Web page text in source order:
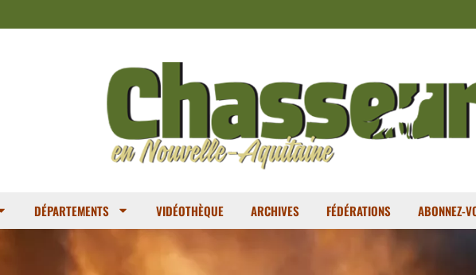
DÉPARTEMENTS VIDÉOTHÈQUE ARCHIVES FÉDÉRATIONS ABONNEZ-